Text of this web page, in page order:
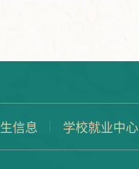
信息 学校就业中心